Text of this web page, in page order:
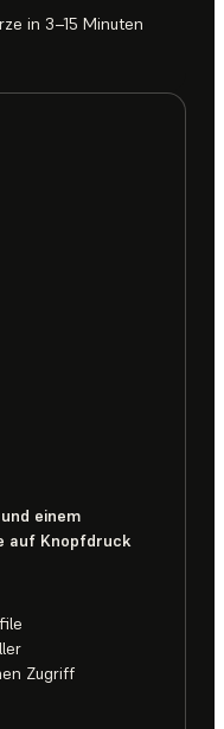
in 3–15 Minuten
einem
auf Knopfdruck
Zugriff